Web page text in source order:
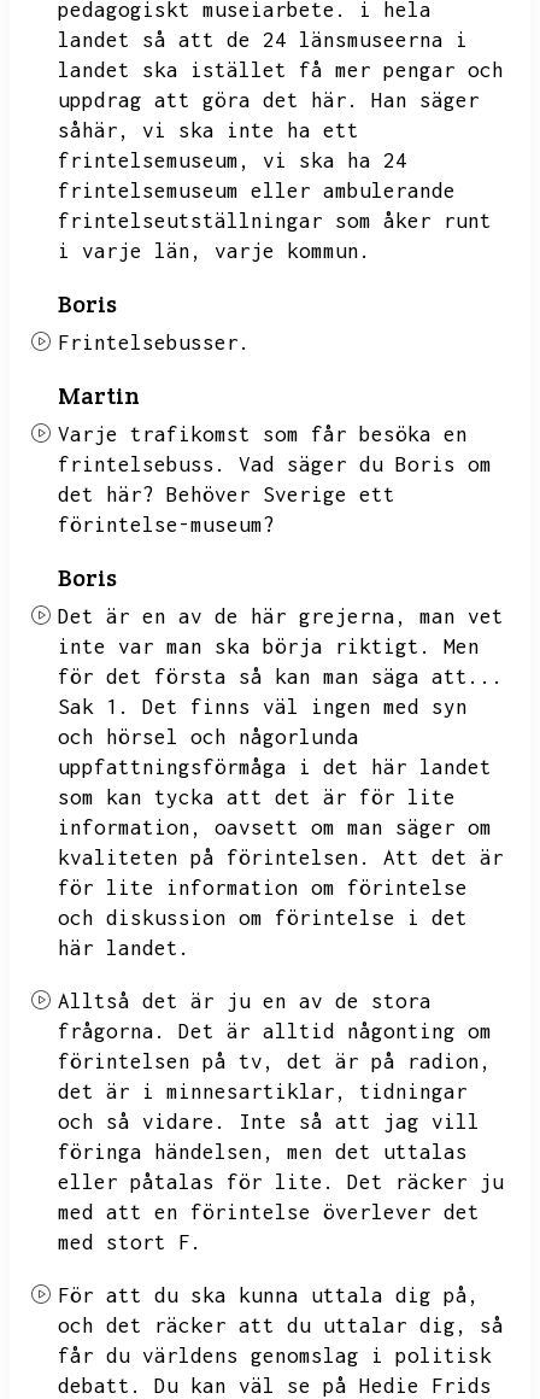
pedagogiskt museiarbete.
i hela
landet så att de 24 länsmuseerna i
landet ska istället få mer pengar och
uppdrag att göra det här.
Han säger
såhär,
vi ska inte ha ett
frintelsemuseum,
vi ska ha 24
frintelsemuseum eller ambulerande
frintelseutställningar som åker runt
i varje län,
varje kommun.
Boris
Frintelsebusser.
Martin
Varje trafikomst som får besöka en
frintelsebuss.
Vad säger du Boris om
det här? Behöver Sverige ett
förintelse-museum?
Boris
Det är en av de här grejerna,
man vet
inte var man ska börja riktigt.
Men
för det första så kan man säga att...
Sak 1.
Det finns väl ingen med syn
och hörsel och någorlunda
uppfattningsförmåga i det här landet
som kan tycka att det är för lite
information,
oavsett om man säger om
kvaliteten på förintelsen.
Att det är
för lite information om förintelse
och diskussion om förintelse i det
här landet.
Alltså det är ju en av de stora
frågorna.
Det är alltid någonting om
förintelsen på tv,
det är på radion,
det är i minnesartiklar,
tidningar
och så vidare.
Inte så att jag vill
föringa händelsen,
men det uttalas
eller påtalas för lite.
Det räcker ju
med att en förintelse överlever det
med stort F.
För att du ska kunna uttala dig på,
och det räcker att du uttalar dig,
så
får du världens genomslag i politisk
debatt.
Du kan väl se på Hedie Frids